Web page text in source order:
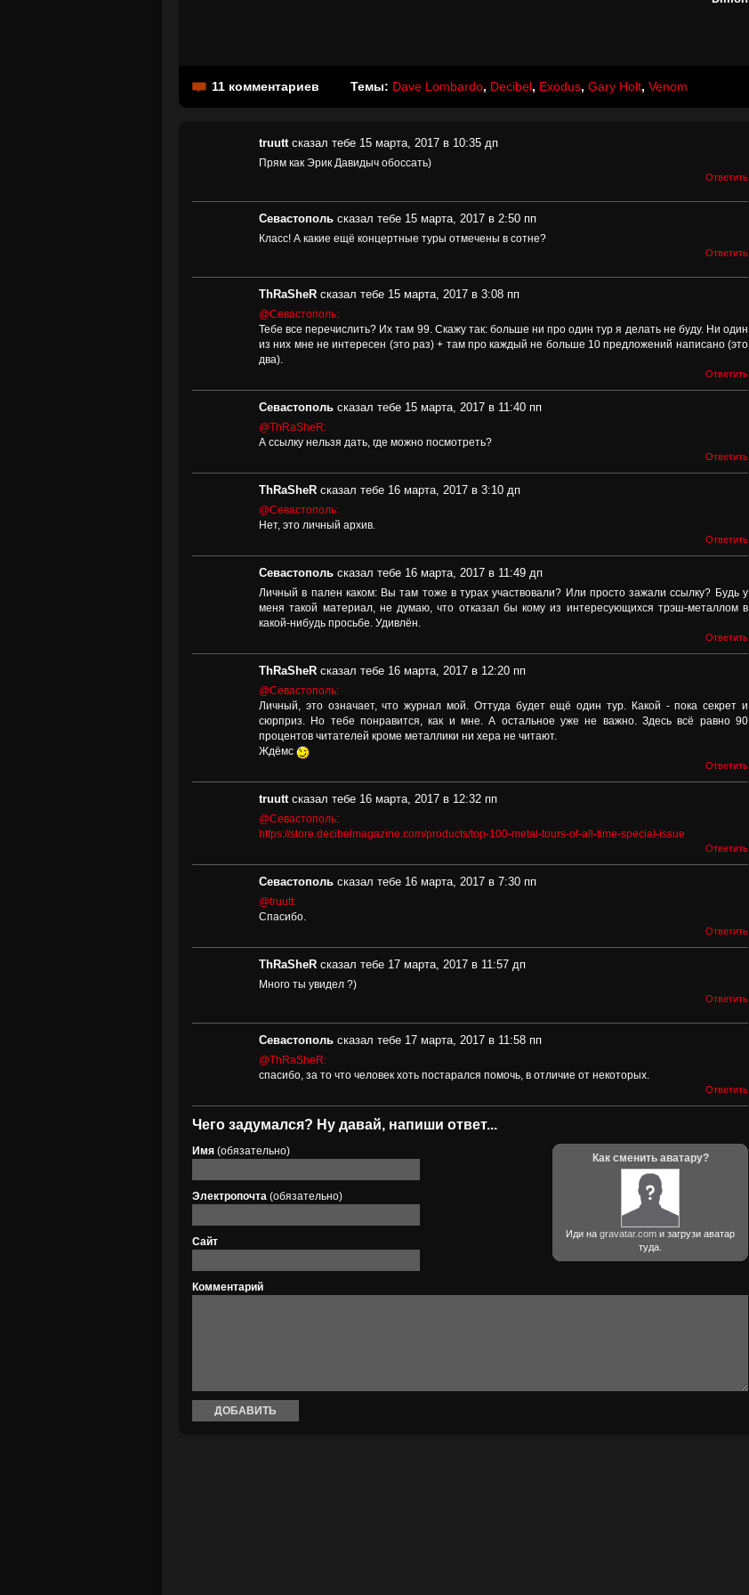
11 комментариев Темы: Dave Lombardo, Decibel, Exodus, Gary Holt, Venom
truutt сказал тебе 15 марта, 2017 в 10:35 дп
Прям как Эрик Давидыч обоссать)
Ответить
Севастополь сказал тебе 15 марта, 2017 в 2:50 пп
Класс! А какие ещё концертные туры отмечены в сотне?
Ответить
ThRaSheR сказал тебе 15 марта, 2017 в 3:08 пп
@Севастополь:
Тебе все перечислить? Их там 99. Скажу так: больше ни про один тур я делать не буду. Ни один
из них мне не интересен (это раз) + там про каждый не больше 10 предложений написано (это
два).
Ответить
Севастополь сказал тебе 15 марта, 2017 в 11:40 пп
@ThRaSheR:
А ссылку нельзя дать, где можно посмотреть?
Ответить
ThRaSheR сказал тебе 16 марта, 2017 в 3:10 дп
@Севастополь:
Нет, это личный архив.
Ответить
Севастополь сказал тебе 16 марта, 2017 в 11:49 дп
Личный в пален каком: Вы там тоже в турах участвовали? Или просто зажали ссылку? Будь у
меня такой материал, не думаю, что отказал бы кому из интересующихся трэш-металлом в
какой-нибудь просьбе. Удивлён.
Ответить
ThRaSheR сказал тебе 16 марта, 2017 в 12:20 пп
@Севастополь:
Личный, это означает, что журнал мой. Оттуда будет ещё один тур. Какой - пока секрет и
сюрприз. Но тебе понравится, как и мне. А остальное уже не важно. Здесь всё равно 90
процентов читателей кроме металлики ни хера не читают.
Ждёмс
Ответить
truutt сказал тебе 16 марта, 2017 в 12:32 пп
@Севастополь:
https://store.decibelmagazine.com/products/top-100-metal-tours-of-all-time-special-issue
Ответить
Севастополь сказал тебе 16 марта, 2017 в 7:30 пп
@truutt:
Спасибо.
Ответить
ThRaSheR сказал тебе 17 марта, 2017 в 11:57 дп
Много ты увидел ?)
Ответить
Севастополь сказал тебе 17 марта, 2017 в 11:58 пп
@ThRaSheR:
спасибо, за то что человек хоть постарался помочь, в отличие от некоторых.
Ответить
Чего задумался? Ну давай, напиши ответ...
Как сменить аватару?
Иди на gravatar.com и загрузи аватар
туда.
Имя (обязательно)
Электропочта (обязательно)
Сайт
Комментарий